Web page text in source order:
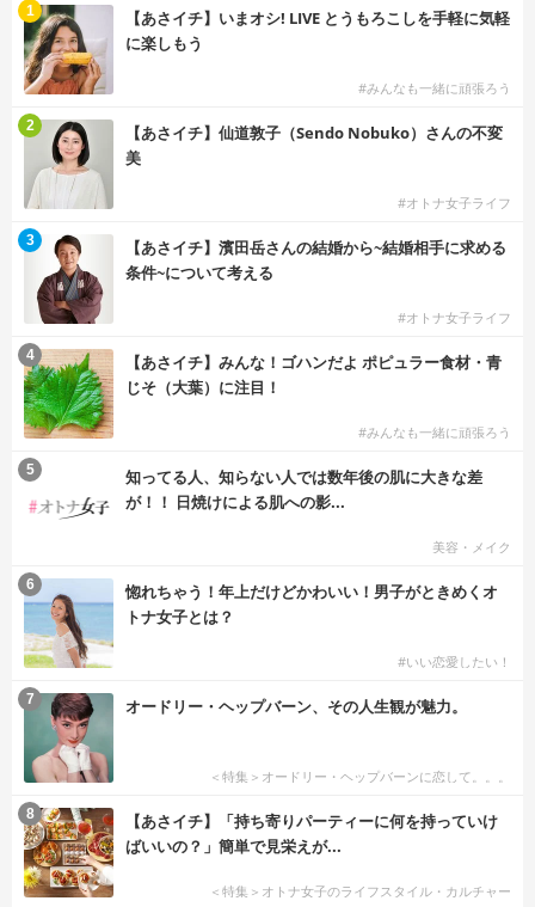
【あさイチ】いまオシ! LIVE とうもろこしを手軽に気軽
に楽しもう
#みんなも一緒に頑張ろう
1
【あさイチ】仙道敦子（Sendo Nobuko）さんの不変
美
#オトナ女子ライフ
2
【あさイチ】濱田岳さんの結婚から~結婚相手に求める
条件~について考える
#オトナ女子ライフ
3
【あさイチ】みんな！ゴハンだよ ポピュラー食材・青
じそ（大葉）に注目！
#みんなも一緒に頑張ろう
4
知ってる人、知らない人では数年後の肌に大きな差
が！！ 日焼けによる肌への影...
美容・メイク
5
惚れちゃう！年上だけどかわいい！男子がときめくオ
トナ女子とは？
#いい恋愛したい！
6
オードリー・ヘップバーン、その人生観が魅力。
＜特集＞オードリー・ヘップバーンに恋して。。。
7
【あさイチ】「持ち寄りパーティーに何を持っていけ
ばいいの？」簡単で見栄えが...
＜特集＞オトナ女子のライフスタイル・カルチャー
8